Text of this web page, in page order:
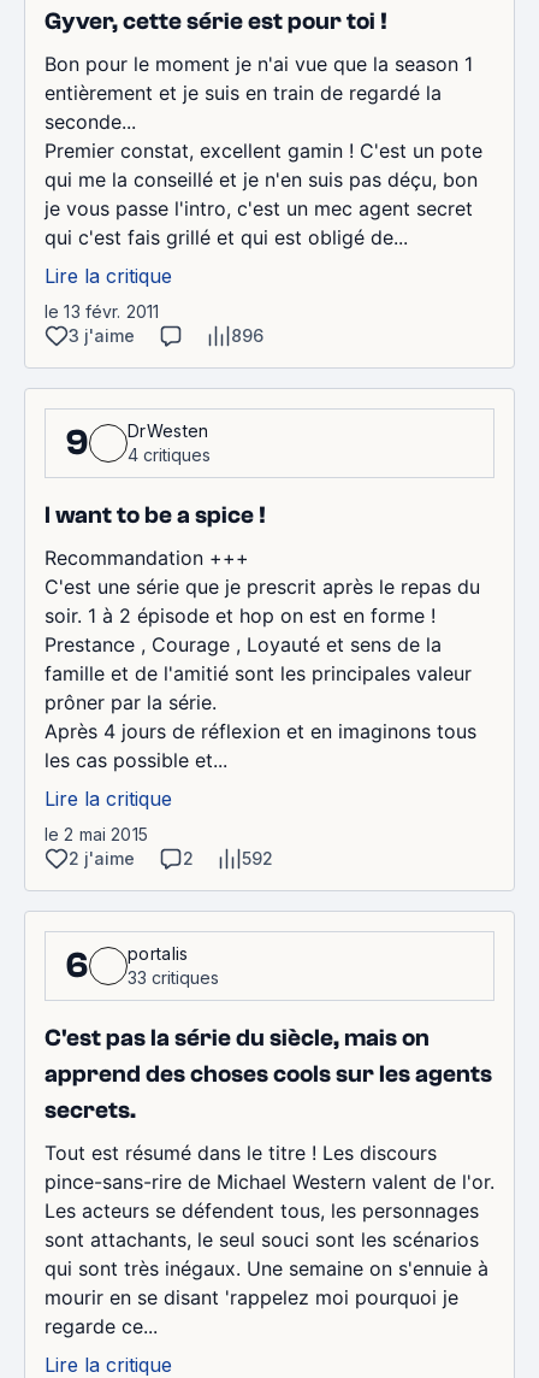
Gyver, cette série est pour toi !
Bon pour le moment je n'ai vue que la season 1
entièrement et je suis en train de regardé la
seconde...
Premier constat, excellent gamin ! C'est un pote
qui me la conseillé et je n'en suis pas déçu, bon
je vous passe l'intro, c'est un mec agent secret
qui c'est fais grillé et qui est obligé de...
Lire la critique
le 13 févr. 2011
3 j'aime
896
9
DrWesten
4 critiques
I want to be a spice !
Recommandation +++
C'est une série que je prescrit après le repas du
soir. 1 à 2 épisode et hop on est en forme !
Prestance , Courage , Loyauté et sens de la
famille et de l'amitié sont les principales valeur
prôner par la série.
Après 4 jours de réflexion et en imaginons tous
les cas possible et...
Lire la critique
le 2 mai 2015
2 j'aime
2 592
6
portalis
33 critiques
C'est pas la série du siècle, mais on
apprend des choses cools sur les agents
secrets.
Tout est résumé dans le titre ! Les discours
pince-sans-rire de Michael Western valent de l'or.
Les acteurs se défendent tous, les personnages
sont attachants, le seul souci sont les scénarios
qui sont très inégaux. Une semaine on s'ennuie à
mourir en se disant 'rappelez moi pourquoi je
regarde ce...
Lire la critique